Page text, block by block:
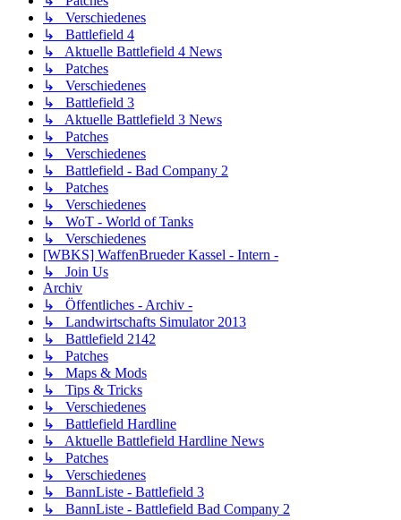
↳ Verschiedenes
↳ Battlefield 4
↳ Aktuelle Battlefield 4 News
↳ Patches
↳ Verschiedenes
↳ Battlefield 3
↳ Aktuelle Battlefield 3 News
↳ Patches
↳ Verschiedenes
↳ Battlefield - Bad Company 2
↳ Patches
↳ Verschiedenes
↳ WoT - World of Tanks
↳ Verschiedenes
[WBKS] WaffenBrueder Kassel - Intern -
↳ Join Us
Archiv
↳ Öffentliches - Archiv -
↳ Landwirtschafts Simulator 2013
↳ Battlefield 2142
↳ Patches
↳ Maps & Mods
↳ Tips & Tricks
↳ Verschiedenes
↳ Battlefield Hardline
↳ Aktuelle Battlefield Hardline News
↳ Patches
↳ Verschiedenes
↳ BannListe - Battlefield 3
↳ BannListe - Battlefield Bad Company 2